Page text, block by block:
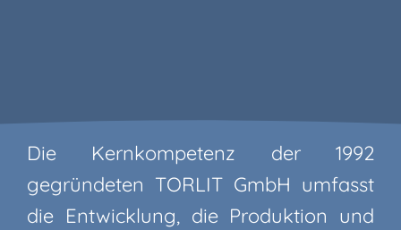
Die Kernkompetenz der 1992
gegründeten TORLIT GmbH umfasst
die Entwicklung, die Produktion und